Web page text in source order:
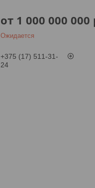
от 1 000 000 000
Ожидается
+375 (17) 511-31-
24